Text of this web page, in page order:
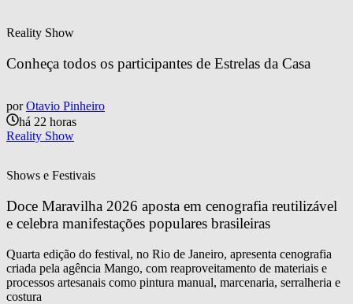
Reality Show
Conheça todos os participantes de Estrelas da Casa
por Otavio Pinheiro
há 22 horas
Reality Show
Shows e Festivais
Doce Maravilha 2026 aposta em cenografia reutilizável
e celebra manifestações populares brasileiras
Quarta edição do festival, no Rio de Janeiro, apresenta cenografia
criada pela agência Mango, com reaproveitamento de materiais e
processos artesanais como pintura manual, marcenaria, serralheria e
costura